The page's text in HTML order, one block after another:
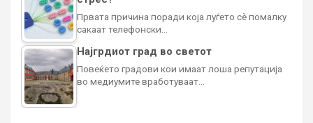
Првата причина поради која луѓето сè помалку
сакаат телефонски…
Најгрдиот град во светот
Повеќето градови кои имаат лоша репутација
во медиумите вработуваат…